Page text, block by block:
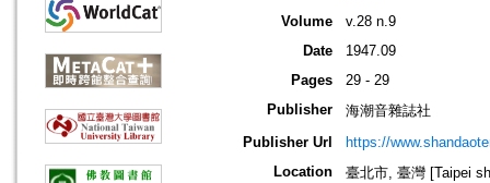
Volume
v.28 n.9
Date
1947.09
Pages
29 - 29
Publisher
海潮音雜誌社
Publisher Url
https://
Location
臺北市, 臺灣 [Taipei